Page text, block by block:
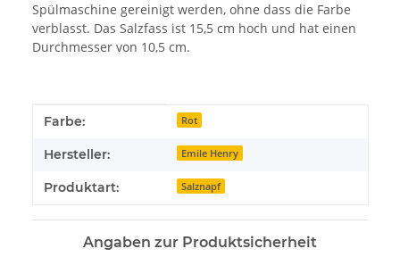
Spülmaschine gereinigt werden, ohne dass die Farbe
verblasst. Das Salzfass ist 15,5 cm hoch und hat einen
Durchmesser von 10,5 cm.
Produkteigenschaft
Wert
Farbe: Rot
Hersteller: Emile Henry
Produktart: Salznapf
Angaben zur Produktsicherheit